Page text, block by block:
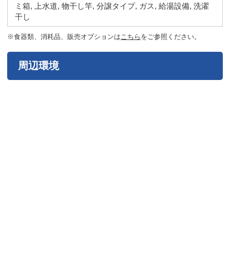
ミ箱, 上水道, 物干し竿, 分譲タイプ, ガス, 給湯設備, 洗濯
干し
※食器類、消耗品、販売オプションは こちら をご参照ください。
周辺環境